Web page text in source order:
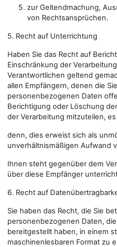
zur Geltendmachung,
von Rechtsansprüchen.
5. Recht auf Unterrichtung
Haben Sie das Recht auf
Einschränkung der
Verantwortlichen geltend
allen Empfängern, denen die
personenbezogenen Daten
Berichtigung oder Löschung
der Verarbeitung mitzuteilen,
denn, dies erweist sich als
unverhältnismäßigen Aufwand
Ihnen steht gegenüber dem
über diese Empfänger
6. Recht auf
Sie haben das Recht, die Sie
personenbezogenen Daten,
bereitgestellt haben, in einem
maschinenlesbaren Format zu